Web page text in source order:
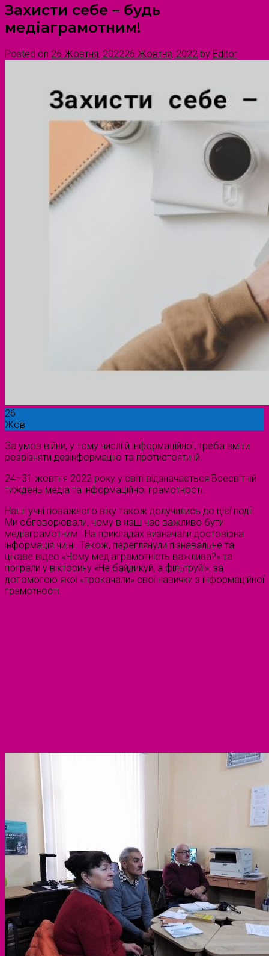
Захисти себе – будь
медіаграмотним!
Posted on 26 Жовтня, 202226 Жовтня, 2022 by Editor
26
Жов
За умов війни, у тому числі й інформаційної, треба вміти
розрізняти дезінформацію та протистояти їй.
24–31 жовтня 2022 року у світі відзначається Всесвітній
тиждень медіа та інформаційної грамотності.
Наші учні поважного віку також долучились до цієї події.
Ми обговорювали, чому в наш час важливо бути
медіаграмотним. На прикладах визначали достовірна
інформація чи ні. Також, переглянули пізнавальне та
цікаве відео «Чому медіаграмотність важлива?» та
пограли у вікторину «Не байдикуй, а фільтруй!», за
допомогою якої «прокачали» свої навички з інформаційної
грамотності.